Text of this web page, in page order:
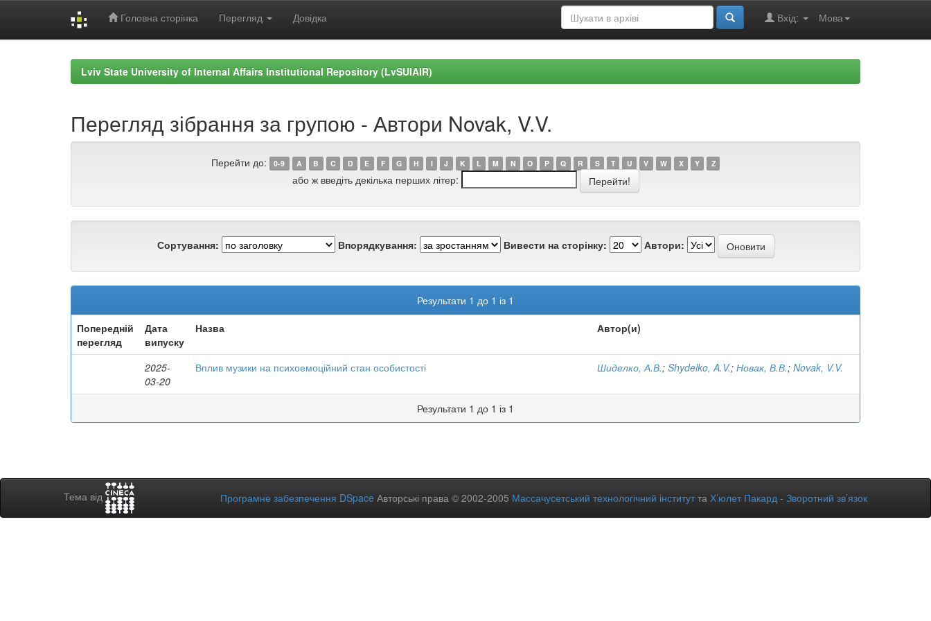
Головна сторінка Перегляд Довідка Мова
Вхід:
Lviv State University of Internal Affairs Institutional Repository (LvSUIAIR)
Перегляд зібрання за групою - Автори Novak, V.V.
Перейти до: 0-9 A B C D E F G H I J K L M N O P Q R S T U V W X Y Z
або ж введіть декілька перших літер:
Сортування: Впорядкування: Вивести на сторінку: Автори:
Результати 1 до 1 із 1
Попередній
перегляд
Дата
випуску
Назва Автор(и)
2025-
03-20
Вплив музики на психоемоційний стан особистості Шиделко, А.В.; Shydelko, A.V.; Новак, В.В.; Novak, V.V.
Результати 1 до 1 із 1
Тема від Програмне забезпечення DSpace Авторські права © 2002-2005 Массачусетський технологічний інститутта Х’юлет Пакард - Зворотний зв’язок